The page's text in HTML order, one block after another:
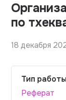
О компании
Наши
Порядок
Вопросы и
Отзывы
Контакты
по
18 декабря
Тип работы
Реферат